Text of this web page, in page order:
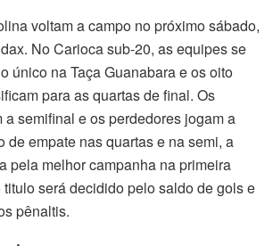
voltam a campo no próximo sábado,
No Carioca sub-20, as equipes se
único na Taça Guanabara e os oito
para as quartas de final. Os
a semifinal e os perdedores jogam a
de empate nas quartas e na semi, a
pela melhor campanha na primeira
será decidido pelo saldo de gols e
pênaltis.